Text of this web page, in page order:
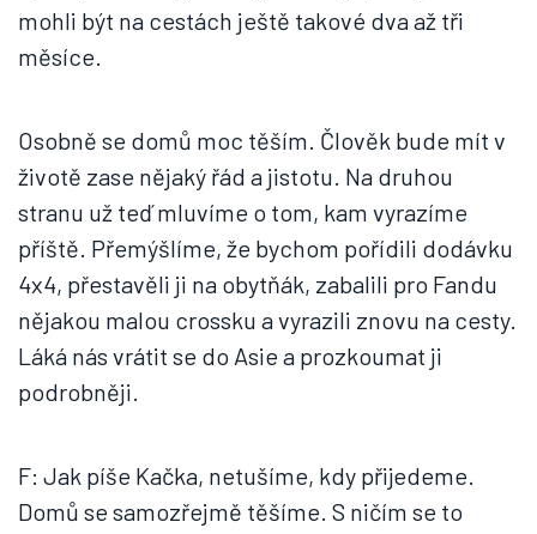
mohli být na cestách ještě takové dva až tři
měsíce.
Osobně se domů moc těším. Člověk bude mít v
životě zase nějaký řád a jistotu. Na druhou
stranu už teď mluvíme o tom, kam vyrazíme
příště. Přemýšlíme, že bychom pořídili dodávku
4x4, přestavěli ji na obytňák, zabalili pro Fandu
nějakou malou crossku a vyrazili znovu na cesty.
Láká nás vrátit se do Asie a prozkoumat ji
podrobněji.
F: Jak píše Kačka, netušíme, kdy přijedeme.
Domů se samozřejmě těšíme. S ničím se to